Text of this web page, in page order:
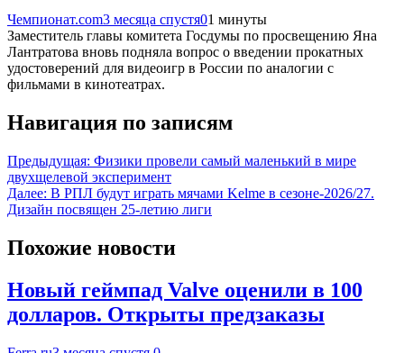
Чемпионат.com3 месяца спустя01 минуты
Заместитель главы комитета Госдумы по просвещению Яна
Лантратова вновь подняла вопрос о введении прокатных
удостоверений для видеоигр в России по аналогии с
фильмами в кинотеатрах.
Навигация по записям
Предыдущая: Физики провели самый маленький в мире
двухщелевой эксперимент
Далее: В РПЛ будут играть мячами Kelme в сезоне-2026/27.
Дизайн посвящен 25-летию лиги
Похожие новости
Новый геймпад Valve оценили в 100
долларов. Открыты предзаказы